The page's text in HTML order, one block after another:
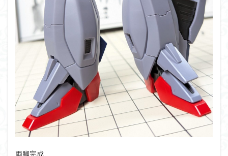
両脚完成